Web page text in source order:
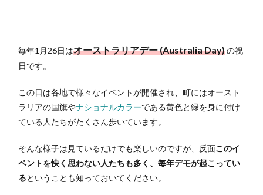
毎年1月26日はオーストラリアデー (Australia Day)の祝
日です。
この日は各地で様々なイベントが開催され、町にはオースト
ラリアの国旗やナショナルカラーである黄色と緑を身に付け
ている人たちがたくさん歩いています。
そんな様子は見ているだけでも楽しいのですが、反面このイ
ベントを快く思わない人たちも多く、毎年デモが起こってい
るということも知っておいてください。